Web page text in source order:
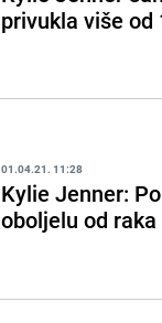
privukla više
01.04.21. 11:28
Kylie Jenner:
oboljelu od raka